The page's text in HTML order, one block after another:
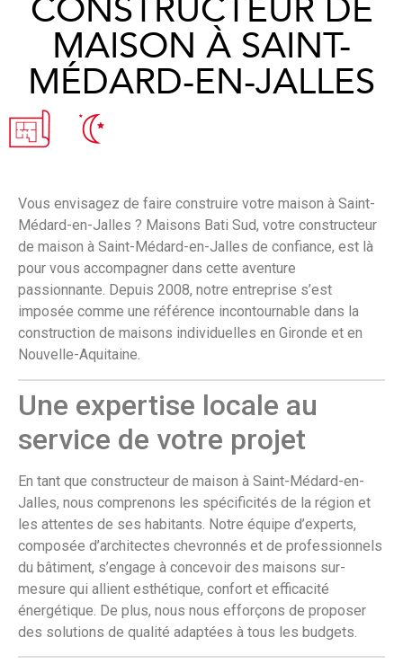
CONSTRUCTEUR DE
MAISON À SAINT-
MÉDARD-EN-JALLES
Vous envisagez de faire construire votre maison à Saint-
Médard-en-Jalles ? Maisons Bati Sud, votre constructeur
de maison à Saint-Médard-en-Jalles de confiance, est là
pour vous accompagner dans cette aventure
passionnante. Depuis 2008, notre entreprise s’est
imposée comme une référence incontournable dans la
construction de maisons individuelles en Gironde et en
Nouvelle-Aquitaine.
Une expertise locale au
service de votre projet
En tant que constructeur de maison à Saint-Médard-en-
Jalles, nous comprenons les spécificités de la région et
les attentes de ses habitants. Notre équipe d’experts,
composée d’architectes chevronnés et de professionnels
du bâtiment, s’engage à concevoir des maisons sur-
mesure qui allient esthétique, confort et efficacité
énergétique. De plus, nous nous efforçons de proposer
des solutions de qualité adaptées à tous les budgets.